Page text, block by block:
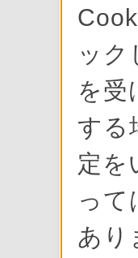
平
け
すと
災
理料
ッ
を受
する
定を
って
あり